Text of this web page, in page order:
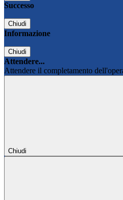
Successo
Chiudi
Informazione
Chiudi
Attendere...
Attendere il completamento
Chiudi